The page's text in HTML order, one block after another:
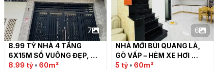
7
8.99 TỶ NHÀ 4 TẦNG
6X15M SỔ VUÔNG ĐẸP,
HẺM XE HƠI THÔNG 5M,
8.99 tỷ • 60m²
6
NHÀ MỚI BÙI QUANG LÀ,
GÒ VẤP – HẺM XE HƠI
THÔNG - 60M2 – 5 TỶ
5 tỷ • 60m²